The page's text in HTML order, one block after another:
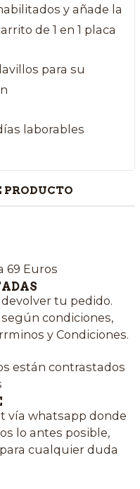
y añade la
de 1 en 1 placa
para su
laborables
69 Euros
tu pedido.
condiciones,
y Condiciones.
están contrastados
vía whatsapp donde
lo antes posible,
cualquier duda